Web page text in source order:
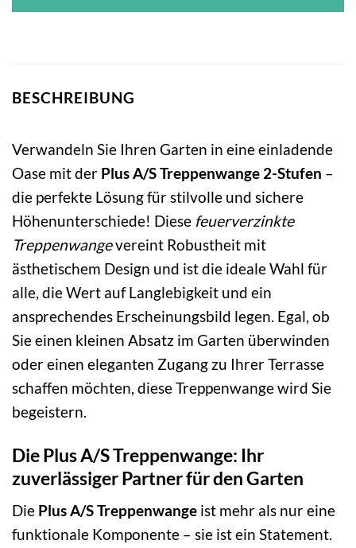
BESCHREIBUNG
Verwandeln Sie Ihren Garten in eine einladende
Oase mit der Plus A/S Treppenwange 2-Stufen –
die perfekte Lösung für stilvolle und sichere
Höhenunterschiede! Diese feuerverzinkte
Treppenwangevereint Robustheit mit
ästhetischem Design und ist die ideale Wahl für
alle, die Wert auf Langlebigkeit und ein
ansprechendes Erscheinungsbild legen. Egal, ob
Sie einen kleinen Absatz im Garten überwinden
oder einen eleganten Zugang zu Ihrer Terrasse
schaffen möchten, diese Treppenwange wird Sie
begeistern.
Die Plus A/S Treppenwange: Ihr
zuverlässiger Partner für den Garten
Die Plus A/S Treppenwange ist mehr als nur eine
funktionale Komponente – sie ist ein Statement.